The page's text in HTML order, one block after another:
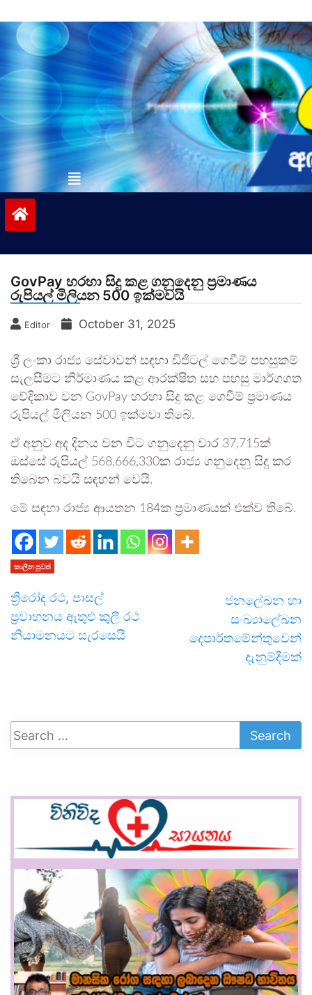
to
contentvinivida.lk
GovPay හරහා සිදු කළ ගනුදෙනු ප්‍රමාණය
රුපියල් මිලියන 500 ඉක්මවයි
Editor October 31, 2025
ශ්‍රී ලංකා රාජ්‍ය සේවාවන් සඳහා ඩිජිටල් ගෙවීම් පහසුකම්
සැලසීමට නිර්මාණය කළ ආරක්ෂිත සහ පහසු මාර්ගගත
වේදිකාව වන GovPay හරහා සිදු කළ ගෙවීම් ප්‍රමාණය
රුපියල් මිලියන 500 ඉක්මවා තිබේ.
ඒ අනුව අද දිනය වන විට ගනුදෙනු වාර 37,715ක්
ඔස්සේ රුපියල් 568,666,330ක රාජ්‍ය ගනුදෙනු සිදු කර
තිබෙන බවයි සඳහන් වෙයි.
මේ සඳහා රාජ්‍ය ආයතන 184ක ප්‍රමාණයක් එක්ව තිබේ.
කාලීන පුවත්
ත්‍රීරෝද රථ, පාසල්
ප්‍රවාහනය ඇතුළු කුලී රථ
නියාමනයට සැරසෙයි
ජනලේඛන හා
සංඛ්‍යාලේඛන
දෙපාර්තමේන්තුවෙන්
දැනුම්දීමක්